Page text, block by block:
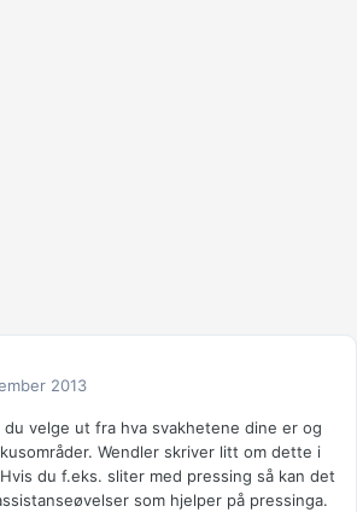
2013
velge ut fra hva svakhetene dine er og
Wendler skriver litt om dette i
du f.eks. sliter med pressing så kan det
som hjelper på pressinga.